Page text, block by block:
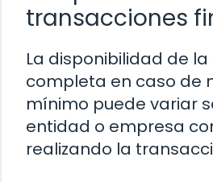
transacciones
La disponibilidad de
completa en caso de
mínimo puede variar
entidad o empresa
realizando la